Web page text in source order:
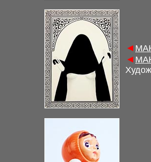
◄ М
◄ М